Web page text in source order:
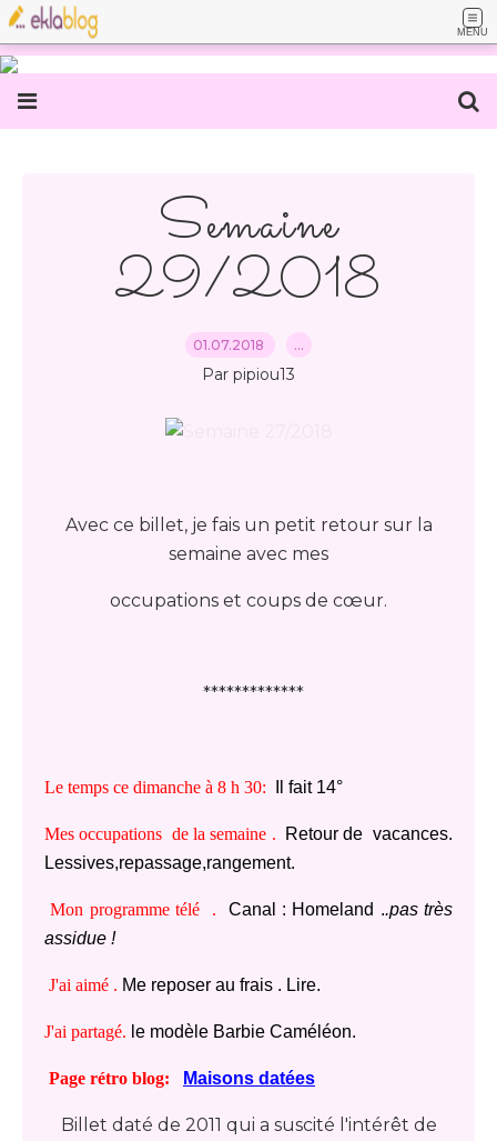
MENU
Semaine
29/2018
01.07.2018 …
Par pipiou13
Avec ce billet, je fais un petit retour sur la
semaine avec mes
occupations et coups de cœur.
*************
Le temps ce dimanche à 8 h 30: Il fait 14°
Mes occupations de la semaine .
Retour de vacances.
Lessives,repassage,rangement.
Mon programme télé . Canal : Homeland ..pas très
assidue !
J'ai aimé . Me reposer au frais . Lire.
J'ai partagé. le modèle Barbie Caméléon.
Page rétro blog: Maisons datées
Billet daté de 2011 qui a suscité l'intérêt de